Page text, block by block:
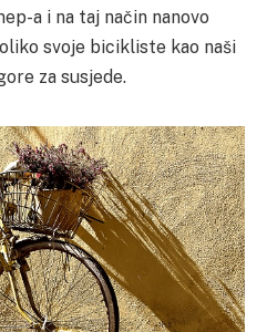
a i na taj način nanovo
svoje bicikliste kao naši
za susjede.